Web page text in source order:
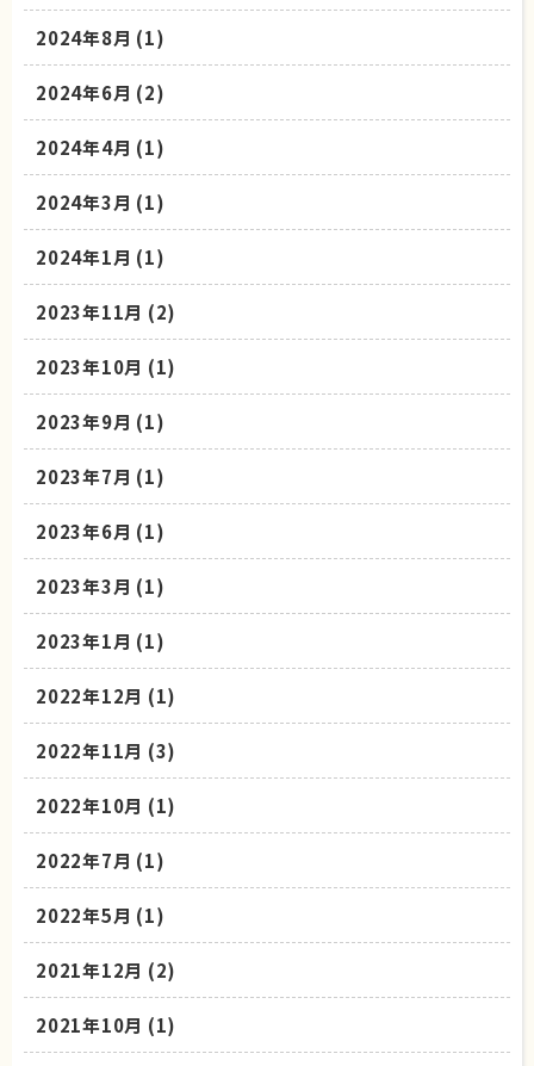
2024年8月 (1)
2024年6月 (2)
2024年4月 (1)
2024年3月 (1)
2024年1月 (1)
2023年11月 (2)
2023年10月 (1)
2023年9月 (1)
2023年7月 (1)
2023年6月 (1)
2023年3月 (1)
2023年1月 (1)
2022年12月 (1)
2022年11月 (3)
2022年10月 (1)
2022年7月 (1)
2022年5月 (1)
2021年12月 (2)
2021年10月 (1)